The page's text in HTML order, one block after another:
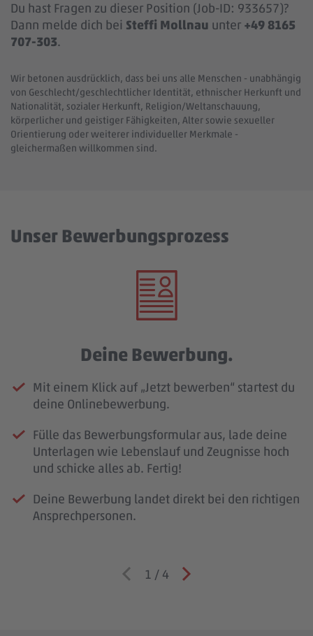
Du hast Fragen zu dieser Position (Job-ID: 933657)?
Dann melde dich bei Steffi Mollnau unter +49 8165
707-303.
Wir betonen ausdrücklich, dass bei uns alle Menschen - unabhängig
von Geschlecht/geschlechtlicher Identität, ethnischer Herkunft und
Nationalität, sozialer Herkunft, Religion/Weltanschauung,
körperlicher und geistiger Fähigkeiten, Alter sowie sexueller
Orientierung oder weiterer individueller Merkmale -
gleichermaßen willkommen sind.
Unser Bewerbungsprozess
Deine Bewerbung.
Mit einem Klick auf „Jetzt bewerben“ startest du
deine Onlinebewerbung.
Fülle das Bewerbungsformular aus, lade deine
Unterlagen wie Lebenslauf und Zeugnisse hoch
und schicke alles ab. Fertig!
Deine Bewerbung landet direkt bei den richtigen
Ansprechpersonen.
1 / 4